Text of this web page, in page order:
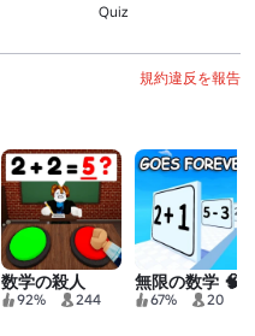
Quiz
規約違反を報告
数学の殺人
92% 244
無限の数学 🧠
67% 20